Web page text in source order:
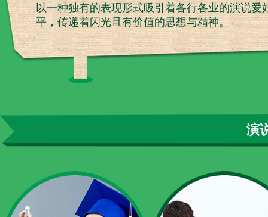
以一种独有的表现形式吸引着各行各业的演说
平，传递着闪光且有价值的思想与精神。
演